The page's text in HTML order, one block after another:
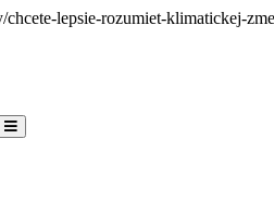
lepsie-rozumiet-klimatickej-
Menu